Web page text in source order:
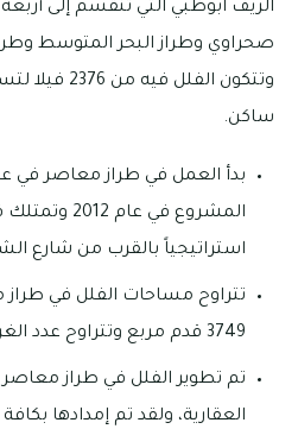
الريف ابوظبي التي تنقسم إلى
صحراوي وطراز البحر المتوسط
ساكن.
المشروع في
استراتيجياً بالقرب من شارع
3749 قدم مربع وتتراوح عدد الغرف فيها ما بين الـ2-5 غرف.
تم تطوير الفلل في طراز
العقارية، ولقد تم إمدادها